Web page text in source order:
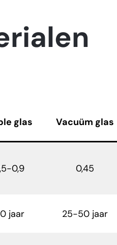
glas Vacuüm glas
0,9 0,45
jaar 25-50 jaar